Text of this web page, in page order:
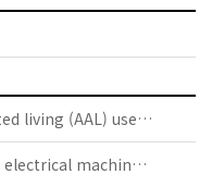
IEC TS 63134:2020 - Active assisted living (AAL) use cases
IEC 60034-5:2020 RLV - Rotating electrical machines - Part 5: Degrees of protection provided by the integral design of rotating electrical machines (IP code) - Classification